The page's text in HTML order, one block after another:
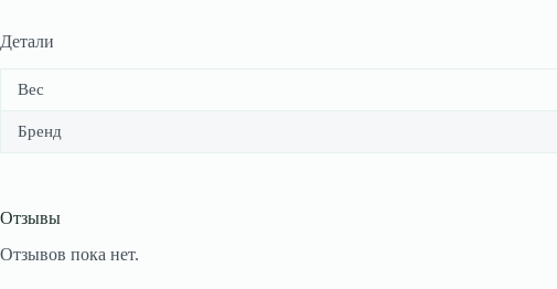
Детали
Вес
Бренд
Отзывы
Отзывов пока нет.